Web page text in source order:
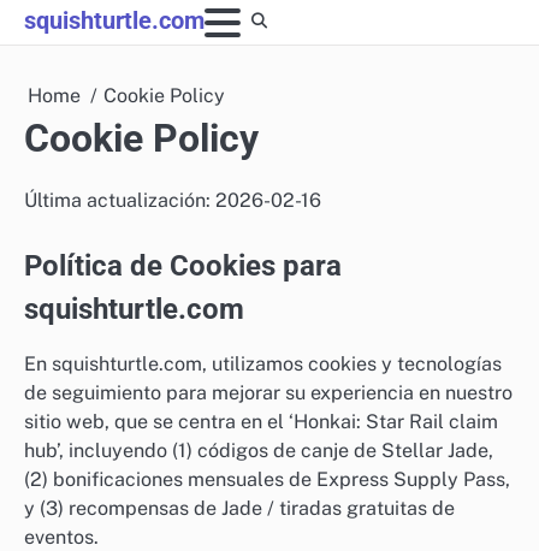
Skip
to
squishturtle.com
Home Cookie Policy
Cookie Policy
Última actualización: 2026-02-16
Política de Cookies para
squishturtle.com
En squishturtle.com, utilizamos cookies y tecnologías
de seguimiento para mejorar su experiencia en nuestro
sitio web, que se centra en el ‘Honkai: Star Rail claim
hub’, incluyendo (1) códigos de canje de Stellar Jade,
(2) bonificaciones mensuales de Express Supply Pass,
y (3) recompensas de Jade / tiradas gratuitas de
eventos.